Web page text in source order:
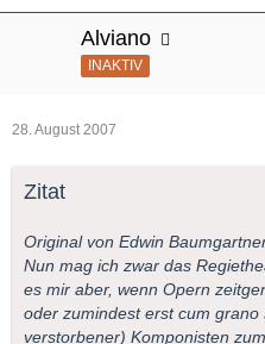
Alviano
INAKTIV
28. August 2007
Zitat
Original von Edwin
Nun mag ich zwar das
es mir aber, wenn Opern
oder zumindest erst cum
verstorbener) Komponisten